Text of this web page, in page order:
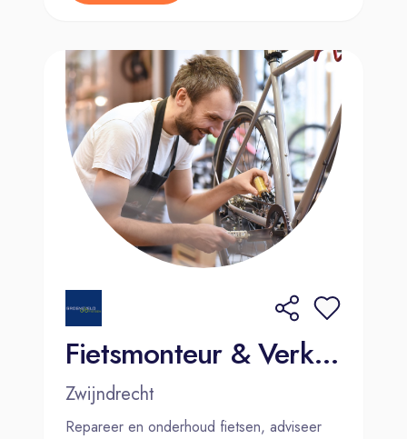
Fietsmonteur & Verkoper
Zwijndrecht
Repareer en onderhoud fietsen, adviseer